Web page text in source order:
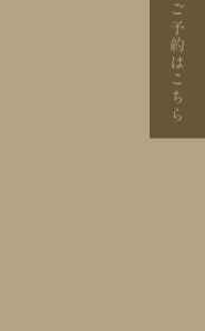
ご予約
はこちら